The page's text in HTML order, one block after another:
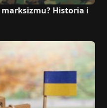
marksizmu? Historia i